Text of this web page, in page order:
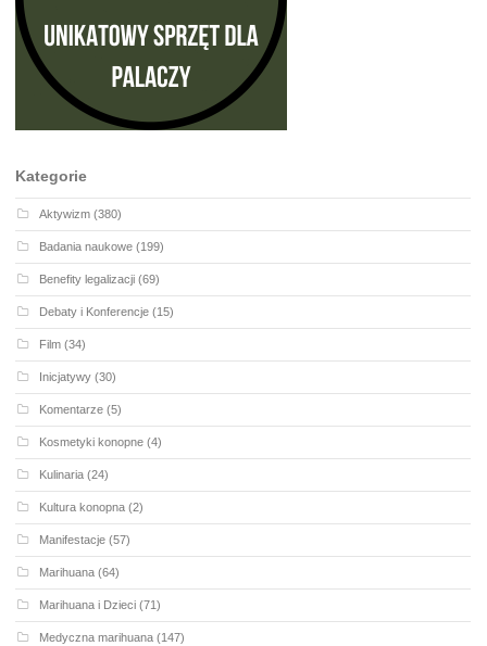
Kategorie
Aktywizm (380)
Badania naukowe (199)
Benefity legalizacji (69)
Debaty i Konferencje (15)
Film (34)
Inicjatywy (30)
Komentarze (5)
Kosmetyki konopne (4)
Kulinaria (24)
Kultura konopna (2)
Manifestacje (57)
Marihuana (64)
Marihuana i Dzieci (71)
Medyczna marihuana (147)